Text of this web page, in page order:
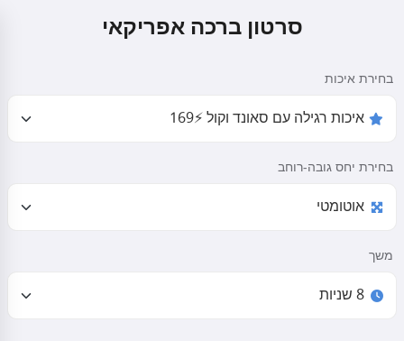
סרטון ברכה אפריקאי
בחירת איכות
בחירת יחס גובה-רוחב
משך